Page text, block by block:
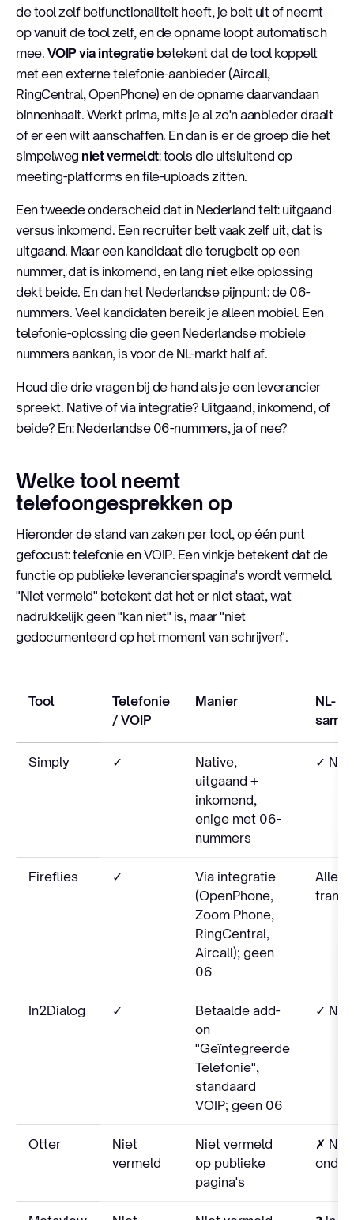
de tool zelf belfunctionaliteit heeft, je belt uit of neemt
op vanuit de tool zelf, en de opname loopt automatisch
mee. VOIP via integratiebetekent dat de tool koppelt
met een externe telefonie-aanbieder (Aircall,
RingCentral, OpenPhone) en de opname daarvandaan
binnenhaalt. Werkt prima, mits je al zo'n aanbieder draait
of er een wilt aanschaffen. En dan is er de groep die het
simpelweg niet vermeldt: tools die uitsluitend op
meeting-platforms en file-uploads zitten.
Een tweede onderscheid dat in Nederland telt: uitgaand
versus inkomend. Een recruiter belt vaak zelf uit, dat is
uitgaand. Maar een kandidaat die terugbelt op een
nummer, dat is inkomend, en lang niet elke oplossing
dekt beide. En dan het Nederlandse pijnpunt: de 06-
nummers. Veel kandidaten bereik je alleen mobiel. Een
telefonie-oplossing die geen Nederlandse mobiele
nummers aankan, is voor de NL-markt half af.
Houd die drie vragen bij de hand als je een leverancier
spreekt. Native of via integratie? Uitgaand, inkomend, of
beide? En: Nederlandse 06-nummers, ja of nee?
Welke tool neemt
telefoongesprekken op
Hieronder de stand van zaken per tool, op één punt
gefocust: telefonie en VOIP. Een vinkje betekent dat de
functie op publieke leverancierspagina's wordt vermeld.
"Niet vermeld" betekent dat het er niet staat, wat
nadrukkelijk geen "kan niet" is, maar "niet
gedocumenteerd op het moment van schrijven".
Tool
Telefonie
/ VOIP
Manier
NL-
Simply ✓
Native,
uitgaand +
inkomend,
enige met 06-
nummers
✓ NL-
Fireflies ✓
Via integratie
(OpenPhone,
Zoom Phone,
RingCentral,
Aircall); geen
06
Alleen
In2Dialog ✓
Betaalde add-
on
"Geïntegreerde
Telefonie",
standaard
VOIP; geen 06
✓ NL-
Otter
Niet
vermeld
Niet vermeld
op publieke
pagina's
✗ NL